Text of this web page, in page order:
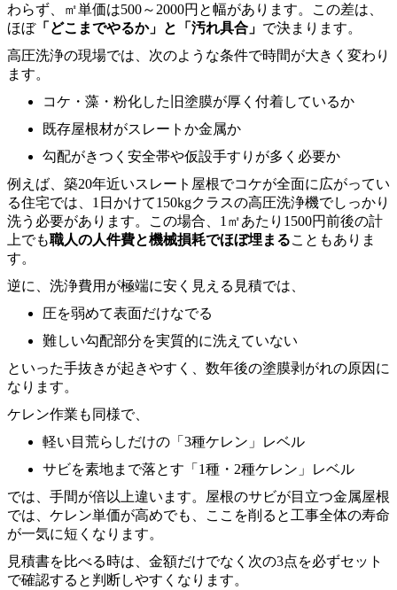
わらず、㎡単価は500～2000円と幅があります。この差は、
ほぼ「どこまでやるか」と「汚れ具合」 で決まります。
高圧洗浄の現場では、次のような条件で時間が大きく変わり
ます。
コケ・藻・粉化した旧塗膜が厚く付着しているか
既存屋根材がスレートか金属か
勾配がきつく安全帯や仮設手すりが多く必要か
例えば、築20年近いスレート屋根でコケが全面に広がってい
る住宅では、1日かけて150kgクラスの高圧洗浄機でしっかり
洗う必要があります。この場合、1㎡あたり1500円前後の計
上でも職人の人件費と機械損耗でほぼ埋まることもありま
す。
逆に、洗浄費用が極端に安く見える見積では、
圧を弱めて表面だけなでる
難しい勾配部分を実質的に洗えていない
といった手抜きが起きやすく、数年後の塗膜剥がれの原因に
なります。
ケレン作業も同様で、
軽い目荒らしだけの「3種ケレン」レベル
サビを素地まで落とす「1種・2種ケレン」レベル
では、手間が倍以上違います。屋根のサビが目立つ金属屋根
では、ケレン単価が高めでも、ここを削ると工事全体の寿命
が一気に短くなります。
見積書を比べる時は、金額だけでなく次の3点を必ずセット
で確認すると判断しやすくなります。